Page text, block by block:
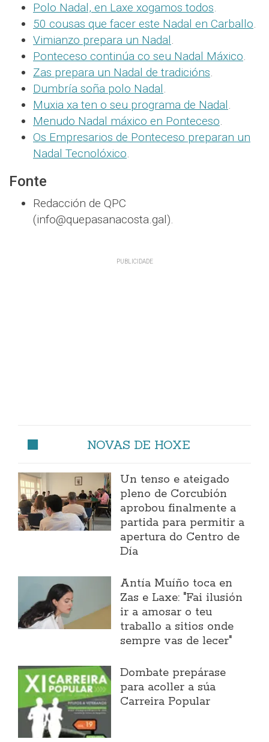
Polo Nadal, en Laxe xogamos todos.
50 cousas que facer este Nadal en Carballo.
Vimianzo prepara un Nadal.
Ponteceso continúa co seu Nadal Máxico.
Zas prepara un Nadal de tradicións.
Dumbría soña polo Nadal.
Muxia xa ten o seu programa de Nadal.
Menudo Nadal máxico en Ponteceso.
Os Empresarios de Ponteceso preparan un
Nadal Tecnolóxico.
Fonte
Redacción de QPC
(info@quepasanacosta.gal).
NOVAS DE HOXE
Un tenso e ateigado
pleno de Corcubión
aprobou finalmente a
partida para permitir a
apertura do Centro de
Día
Antía Muíño toca en
Zas e Laxe: "Fai ilusión
ir a amosar o teu
traballo a sitios onde
sempre vas de lecer"
Dombate prepárase
para acoller a súa
Carreira Popular